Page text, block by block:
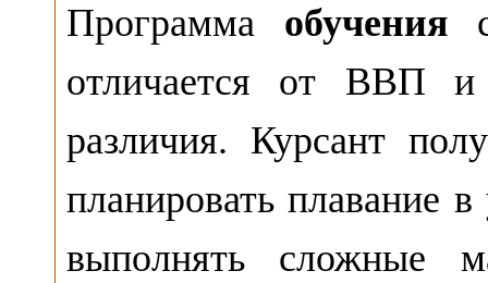
Программа обучения
отличается от ВВП
различия. Курсант
планировать плавание
выполнять сложные